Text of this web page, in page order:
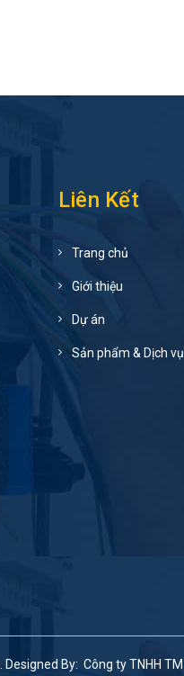
Liên Kết
Trang chủ
Giới thiệu
Dự án
Sản phẩm & Dịch vụ
. Designed By: